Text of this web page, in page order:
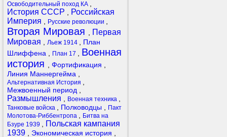
Освободительный поход КА
История СССР
Российская
Империя
Русские революции
Вторая Мировая
Первая
Мировая
Льеж 1914
План
Шлиффена
План 17
Военная
история
Фортификация
Линия Маннергейма
Альтернативная История
Межвоенный период
Размышления Военная техника
Танковые войска Полководцы
Пакт
Молотова-Риббентропа
Битва на
Бзуре 1939
Польская кампания
1939
Экономическая история